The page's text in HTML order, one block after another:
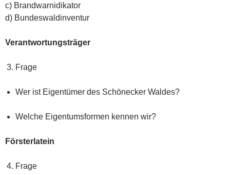
c) Brandwarnidikator
d) Bundeswaldinventur
Verantwortungsträger
Frage
Wer ist Eigentümer des Schönecker Waldes?
Welche Eigentumsformen kennen wir?
Försterlatein
Frage